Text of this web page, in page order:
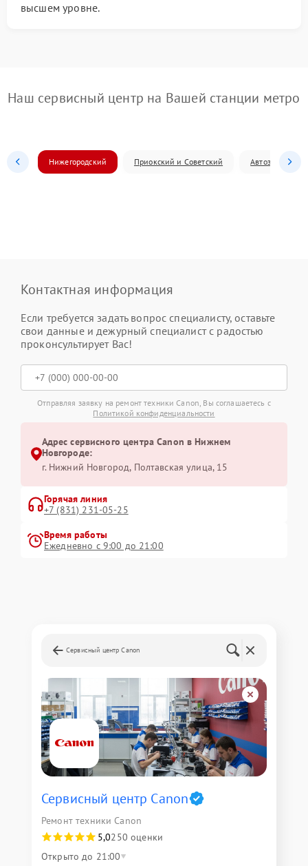
высшем уровне.
Наш сервисный центр на Вашей станции метро
Нижегородский Приокский и Советский Автозаводский
Контактная информация
Если требуется задать вопрос специалисту, оставьте
свои данные и дежурный специалист с радостью
проконсультирует Вас!
Отправляя заявку на ремонт техники Canon, Вы соглашаетесь с
Политикой конфиденциальности
Адрес сервисного центра Canon в Нижнем
Новгороде:
г. Нижний Новгород, Полтавская улица, 15
Горячая линия
+7 (831) 231-05-25
Время работы
Ежедневно с 9:00 до 21:00
Сервисный центр Canon
Сервисный центр Canon
Ремонт техники Canon
5,0250 оценки
Открыто до 21:00